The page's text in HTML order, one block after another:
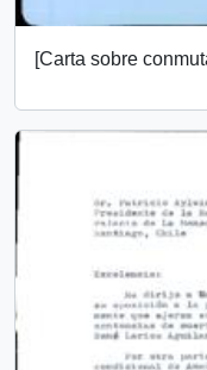
[Carta sobre